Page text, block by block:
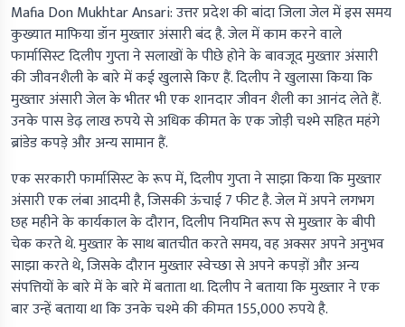
Mafia Don Mukhtar Ansari:उत्तर प्रदेश की बांदा जिला जेल में इस समय
कुख्यात माफिया डॉन मुख्तार अंसारी बंद है. जेल में काम करने वाले
फार्मासिस्ट दिलीप गुप्ता ने सलाखों के पीछे होने के बावजूद मुख्तार अंसारी
की जीवनशैली के बारे में कई खुलासे किए हैं. दिलीप ने खुलासा किया कि
मुख्तार अंसारी जेल के भीतर भी एक शानदार जीवन शैली का आनंद लेते हैं.
उनके पास डेढ़ लाख रुपये से अधिक कीमत के एक जोड़ी चश्मे सहित महंगे
ब्रांडेड कपड़े और अन्य सामान हैं.
एक सरकारी फार्मासिस्ट के रूप में, दिलीप गुप्ता ने साझा किया कि मुख्तार
अंसारी एक लंबा आदमी है, जिसकी ऊंचाई 7 फीट है. जेल में अपने लगभग
छह महीने के कार्यकाल के दौरान, दिलीप नियमित रूप से मुख्तार के बीपी
चेक करते थे. मुख्तार के साथ बातचीत करते समय, वह अक्सर अपने अनुभव
साझा करते थे, जिसके दौरान मुख्तार स्वेच्छा से अपने कपड़ों और अन्य
संपत्तियों के बारे में के बारे में बताता था. दिलीप ने बताया कि मुख्तार ने एक
बार उन्हें बताया था कि उनके चश्मे की कीमत 155,000 रुपये है.